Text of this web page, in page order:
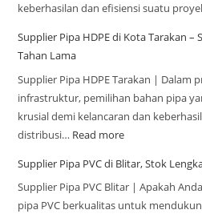
keberhasilan dan efisiensi suatu
Supplier Pipa HDPE di Kota Tarakan
Tahan Lama
Supplier Pipa HDPE Tarakan | Dalam
infrastruktur, pemilihan bahan pipa
krusial demi kelancaran dan
distribusi… Read more
Supplier Pipa PVC di Blitar, Stok
Supplier Pipa PVC Blitar | Apakah
pipa PVC berkualitas untuk